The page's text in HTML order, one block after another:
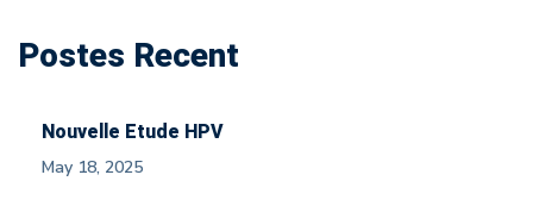
Postes Recent
Nouvelle Etude HPV
May 18, 2025